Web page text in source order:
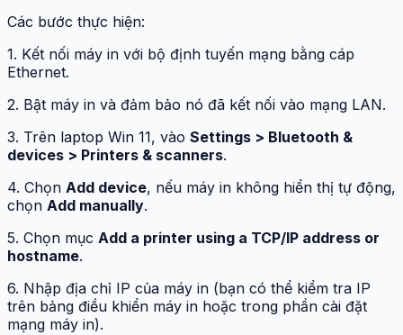
Các bước thực hiện:
1. Kết nối máy in với bộ định tuyến mạng bằng cáp
Ethernet.
2. Bật máy in và đảm bảo nó đã kết nối vào mạng LAN.
3. Trên laptop Win 11, vào Settings > Bluetooth &
devices > Printers & scanners.
4. Chọn Add device, nếu máy in không hiển thị tự động,
chọn Add manually.
5. Chọn mục Add a printer using a TCP/IP address or
hostname.
6. Nhập địa chỉ IP của máy in (bạn có thể kiểm tra IP
trên bảng điều khiển máy in hoặc trong phần cài đặt
mạng máy in).